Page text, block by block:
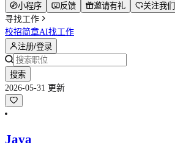
小程序 反馈 邀请有礼
关注我们
寻找工作
校招简章AI找工作
注册/登录
搜索
2026-05-31 更新
Java